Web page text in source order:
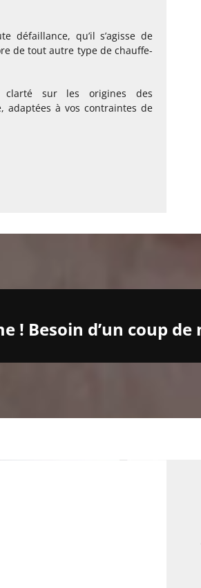
défaillance, qu’il s’agisse de
de tout autre type de chauffe-
clarté sur les origines des
adaptées à vos contraintes de
Besoin d’un coup de